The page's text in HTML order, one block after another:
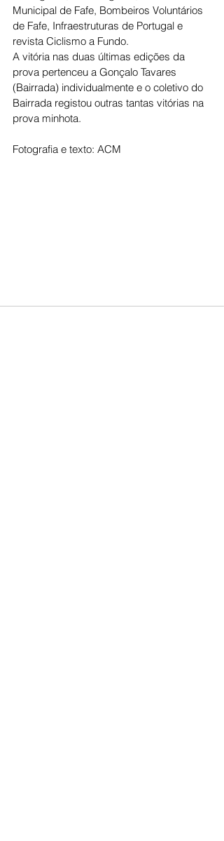
Municipal de Fafe, Bombeiros Voluntários
de Fafe, Infraestruturas de Portugal e
revista Ciclismo a Fundo.
A vitória nas duas últimas edições da
prova pertenceu a Gonçalo Tavares
(Bairrada) individualmente e o coletivo do
Bairrada registou outras tantas vitórias na
prova minhota.
Fotografia e texto: ACM